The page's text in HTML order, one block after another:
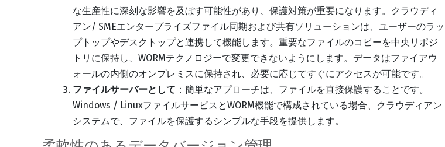
な生産性に深刻な影響を及ぼす可能性があり、保護対策が重要になります。クラウディ
アン/ SMEエンタープライズファイル同期および共有ソリューションは、ユーザーのラッ
プトップやデスクトップと連携して機能します。重要なファイルのコピーを中央リポジ
トリに保持し、WORMテクノロジーで変更できないようにします。データはファイアウ
ォールの内側のオンプレミスに保持され、必要に応じてすぐにアクセスが可能です。
ファイルサーバーとして ：簡単なアプローチは、ファイルを直接保護することです。
Windows / LinuxファイルサービスとWORM機能で構成されている場合、クラウディアン
システムで、ファイルを保護するシンプルな手段を提供します。